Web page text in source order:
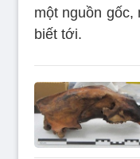
một nguồn
biết tới.